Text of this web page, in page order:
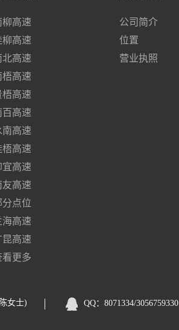
柳高速
柳高速
北高速
梧高速
梧高速
百高速
南高速
梧高速
宜高速
友高速
分点位
海高速
昆高速
看更多
公司简介
位置
营业执照
女士) QQ：8071334/3056759330